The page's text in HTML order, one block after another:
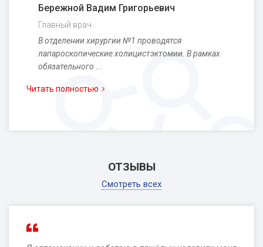
Бережной Вадим Григорьевич
Главный врач
В отделении хирургии №1 проводятся
лапароскопические холицистэктомии. В рамках
обязательного ...
Читать полностью
ОТЗЫВЫ
Смотреть всех